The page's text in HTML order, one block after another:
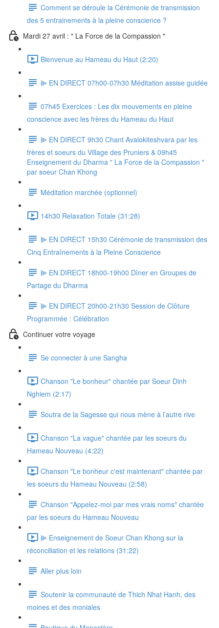
Comment se déroule la Cérémonie de transmission
des 5 entrainements à la pleine conscience ?
Mardi 27 avril : " La Force de la Compassion "
Bienvenue au Hameau du Haut (2:20)
⫸ EN DIRECT 07h00-07h30 Méditation assise guidée
07h45 Exercices : Les dix mouvements en pleine
conscience avec les frères du Hameau du Haut
⫸ EN DIRECT 9h30 Chant Avalokiteshvara par les
frères et soeurs du Village des Pruniers & 09h45
Enseignement du Dharma " La Force de la Compassion "
par soeur Chan Khong
Méditation marchée (optionnel)
14h30 Relaxation Totale (31:28)
⫸ EN DIRECT 15h30 Cérémonie de transmission des
Cinq Entraînements à la Pleine Conscience
⫸ EN DIRECT 18h00-19h00 Dîner en Groupes de
Partage du Dharma
⫸ EN DIRECT 20h00-21h30 Session de Clôture
Programmée : Célébration
Continuer votre voyage
Se connecter à une Sangha
Chanson "Le bonheur" chantée par Soeur Dinh
Nghiem (2:17)
Soutra de la Sagesse qui nous mène à l’autre rive
Chanson "La vague" chantée par les soeurs du
Hameau Nouveau (4:22)
Chanson "Le bonheur c'est maintenant" chantée par
les soeurs du Hameau Nouveau (2:58)
Chanson "Appelez-moi par mes vrais noms" chantée
par les soeurs du Hameau Nouveau
⫸ Enseignement de Soeur Chan Khong sur la
réconciliation et les relations (31:22)
Aller plus loin
Soutenir la communauté de Thich Nhat Hanh, des
moines et des moniales